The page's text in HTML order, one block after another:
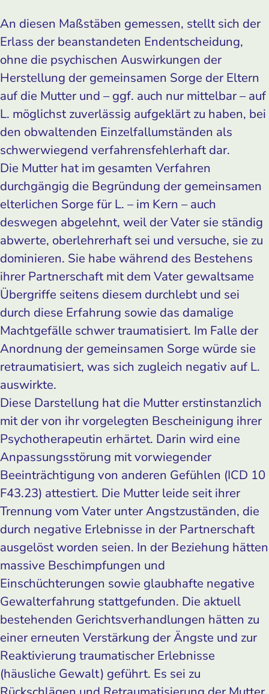
An diesen Maßstäben gemessen, stellt sich der
Erlass der beanstandeten Endentscheidung,
ohne die psychischen Auswirkungen der
Herstellung der gemeinsamen Sorge der Eltern
auf die Mutter und – ggf. auch nur mittelbar – auf
L. möglichst zuverlässig aufgeklärt zu haben, bei
den obwaltenden Einzelfallumständen als
schwerwiegend verfahrensfehlerhaft dar.
Die Mutter hat im gesamten Verfahren
durchgängig die Begründung der gemeinsamen
elterlichen Sorge für L. – im Kern – auch
deswegen abgelehnt, weil der Vater sie ständig
abwerte, oberlehrerhaft sei und versuche, sie zu
dominieren. Sie habe während des Bestehens
ihrer Partnerschaft mit dem Vater gewaltsame
Übergriffe seitens diesem durchlebt und sei
durch diese Erfahrung sowie das damalige
Machtgefälle schwer traumatisiert. Im Falle der
Anordnung der gemeinsamen Sorge würde sie
retraumatisiert, was sich zugleich negativ auf L.
auswirkte.
Diese Darstellung hat die Mutter erstinstanzlich
mit der von ihr vorgelegten Bescheinigung ihrer
Psychotherapeutin erhärtet. Darin wird eine
Anpassungsstörung mit vorwiegender
Beeinträchtigung von anderen Gefühlen (ICD 10
F43.23) attestiert. Die Mutter leide seit ihrer
Trennung vom Vater unter Angstzuständen, die
durch negative Erlebnisse in der Partnerschaft
ausgelöst worden seien. In der Beziehung hätten
massive Beschimpfungen und
Einschüchterungen sowie glaubhafte negative
Gewalterfahrung stattgefunden. Die aktuell
bestehenden Gerichtsverhandlungen hätten zu
einer erneuten Verstärkung der Ängste und zur
Reaktivierung traumatischer Erlebnisse
(häusliche Gewalt) geführt. Es sei zu